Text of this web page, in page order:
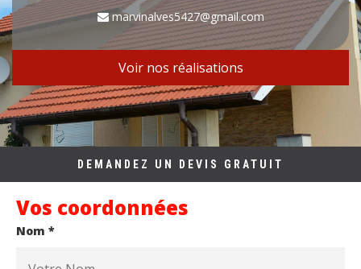
marvinalves5427@gmail.com
Voir nos réalisations
DEMANDEZ UN DEVIS GRATUIT
Vos coordonnées
Nom *